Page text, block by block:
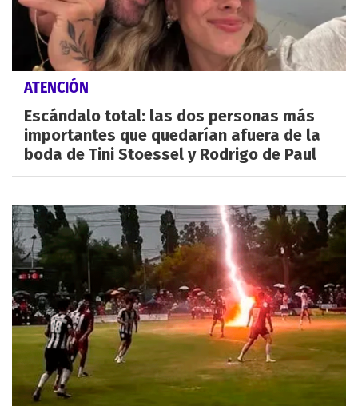
ATENCIÓN
Escándalo total: las dos personas más
importantes que quedarían afuera de la
boda de Tini Stoessel y Rodrigo de Paul